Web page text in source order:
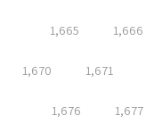
1,665 1,666
1,670 1,671
1,676 1,677